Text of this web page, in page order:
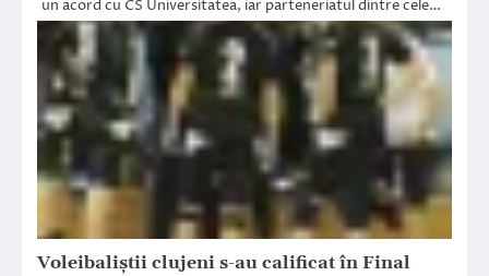
un acord cu CS Universitatea, iar parteneriatul dintre cele…
Voleibaliștii clujeni s-au calificat în Final